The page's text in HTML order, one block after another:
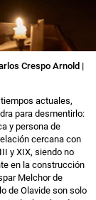
Crespo Arnold |
actuales,
para desmentirlo:
y persona de
cercana con
y XIX, siendo no
en la construcción
Melchor de
de Olavide son solo